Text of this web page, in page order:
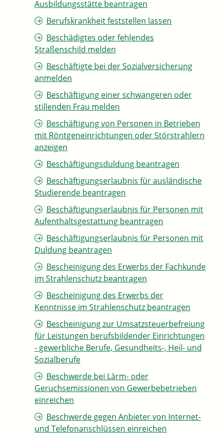
Ausbildungsstätte beantragen
Berufskrankheit feststellen lassen
Beschädigtes oder fehlendes
Straßenschild melden
Beschäftigte bei der Sozialversicherung
anmelden
Beschäftigung einer schwangeren oder
stillenden Frau melden
Beschäftigung von Personen in Betrieben
mit Röntgeneinrichtungen oder Störstrahlern
anzeigen
Beschäftigungsduldung beantragen
Beschäftigungserlaubnis für ausländische
Studierende beantragen
Beschäftigungserlaubnis für Personen mit
Aufenthaltsgestattung beantragen
Beschäftigungserlaubnis für Personen mit
Duldung beantragen
Bescheinigung des Erwerbs der Fachkunde
im Strahlenschutz beantragen
Bescheinigung des Erwerbs der
Kenntnisse im Strahlenschutz beantragen
Bescheinigung zur Umsatzsteuerbefreiung
für Leistungen berufsbildender Einrichtungen
- gewerbliche Berufe, Gesundheits-, Heil- und
Sozialberufe
Beschwerde bei Lärm- oder
Geruchsemissionen von Gewerbebetrieben
einreichen
Beschwerde gegen Anbieter von Internet-
und Telefonanschlüssen einreichen